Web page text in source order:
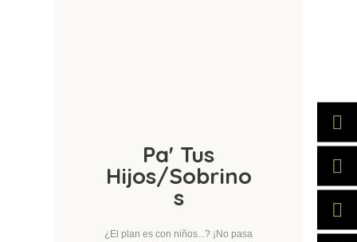
Pa' Tus
Hijos/Sobrino
s
¿El plan es con niños...? ¡No pasa